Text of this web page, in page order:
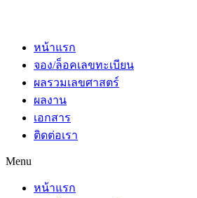
หน้าแรก
จอง/ล็อคเลขทะเบียน
ผลรวมเลขศาสตร์
ผลงาน
เอกสาร
ติดต่อเรา
Menu
หน้าแรก